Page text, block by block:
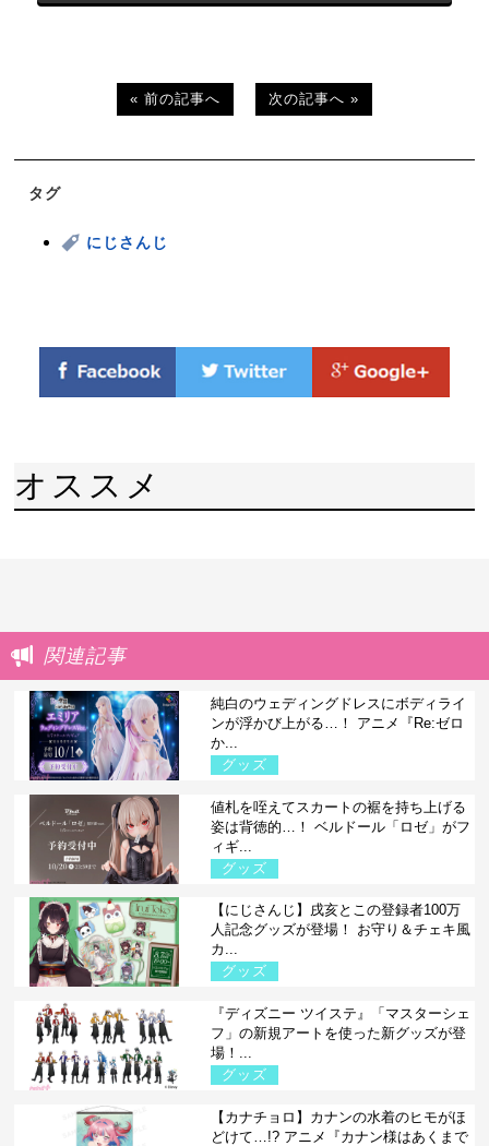
« 前の記事へ 次の記事へ »
タグ
にじさんじ
オススメ
関連記事
純白のウェディングドレスにボディライ
ンが浮かび上がる…！ アニメ『Re:ゼロ
か...
グッズ
値札を咥えてスカートの裾を持ち上げる
姿は背徳的…！ ベルドール「ロゼ」がフ
ィギ...
グッズ
【にじさんじ】戌亥とこの登録者100万
人記念グッズが登場！ お守り＆チェキ風
カ...
グッズ
『ディズニー ツイステ』「マスターシェ
フ」の新規アートを使った新グッズが登
場！...
グッズ
【カナチョロ】カナンの水着のヒモがほ
どけて…!? アニメ『カナン様はあくまで